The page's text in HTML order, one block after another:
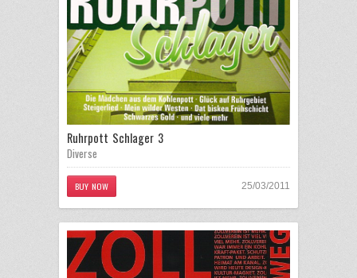
Ruhrpott Schlager 3
Diverse
BUY NOW 25/03/2011